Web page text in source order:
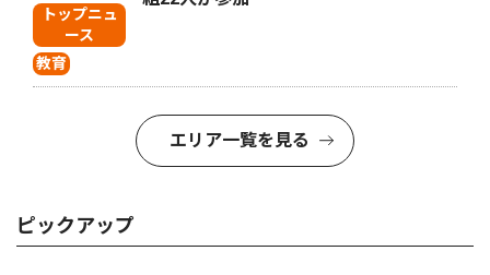
トップニュ
ース
教育
エリア一覧を見る
ピックアップ